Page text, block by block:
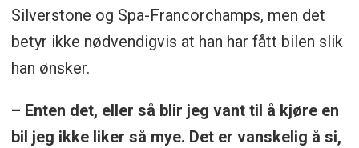
Silverstone og Spa-Francorchamps, men det
betyr ikke nødvendigvis at han har fått bilen slik
han ønsker.
– Enten det, eller så blir jeg vant til å kjøre en
bil jeg ikke liker så mye. Det er vanskelig å si,